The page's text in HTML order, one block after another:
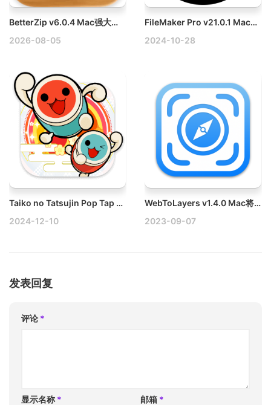
BetterZip v6.0.4 Mac强大的解压缩软件工具破解版
2026-08-05
FileMaker Pro v21.0.1 Mac跨平台数据库管理软件破解版
2024-10-28
Taiko no Tatsujin Pop Tap Beat v1.22.0 Mac太鼓达人
2024-12-10
WebToLayers v1.4.0 Mac将网页转换为PSD破解版
2023-09-07
发表回复
评论 *
显示名称 * 邮箱 *